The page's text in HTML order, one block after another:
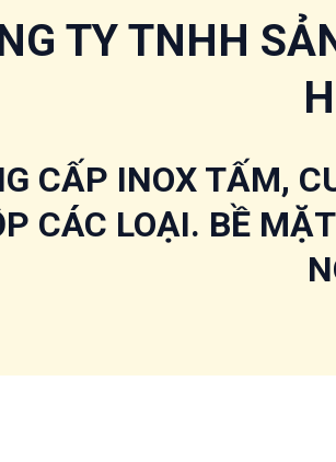
TY TNHH
CẤP INOX TẤM,
CÁC LOẠI. BỀ